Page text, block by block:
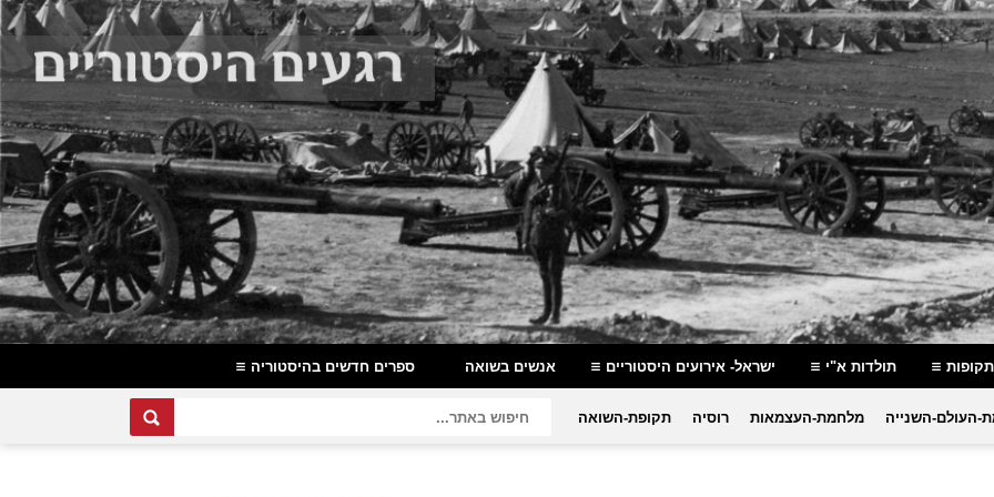
תקופות תולדות א"י ישראל- אירועים היסטוריים אנשים בשואה ספרים חדשים בהיסטוריה
העולם-השנייה מלחמת-העצמאות רוסיה תקופת-השואה